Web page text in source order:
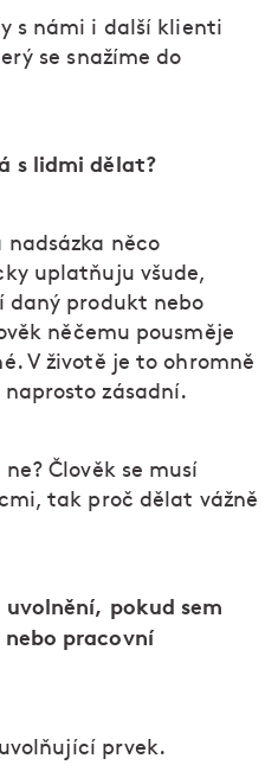
s námi i další klienti
se snažíme do
s lidmi dělat?
nadsázka něco
uplatňuju všude,
daný produkt nebo
něčemu pousměje
V životě je to ohromně
zásadní.
Člověk se musí
tak proč dělat vážně
pokud sem
pracovní
prvek.